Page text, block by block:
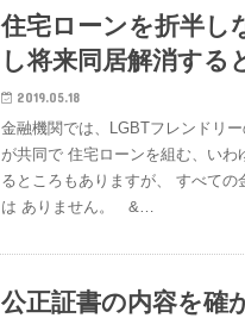
住宅ローンを折半し
し将来同居解消す
2019.05.18
金融機関では、LGBTフレンドリ
が共同で 住宅ローンを組む、い
るところもありますが、 すべて
は ありません。 &…
公正証書の内容を確